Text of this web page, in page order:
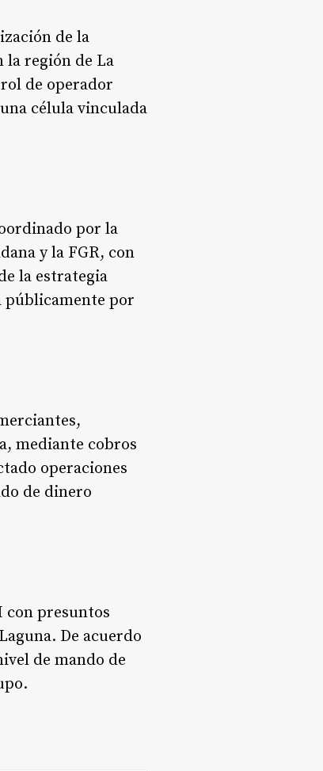
de la
la región de La
de operador
célula vinculada
por la
y la FGR, con
la estrategia
públicamente por
mediante cobros
operaciones
de dinero
con presuntos
De acuerdo
de mando de